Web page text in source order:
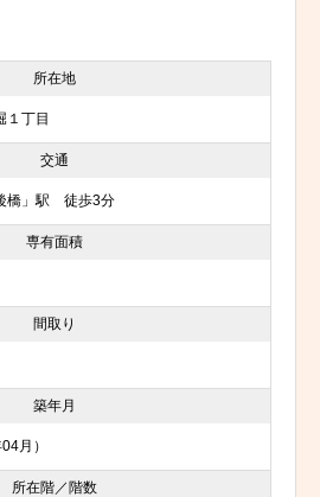
所在地
１丁目
交通
橋」駅 徒歩3分
専有面積
間取り
築年月
月）
所在階／階数